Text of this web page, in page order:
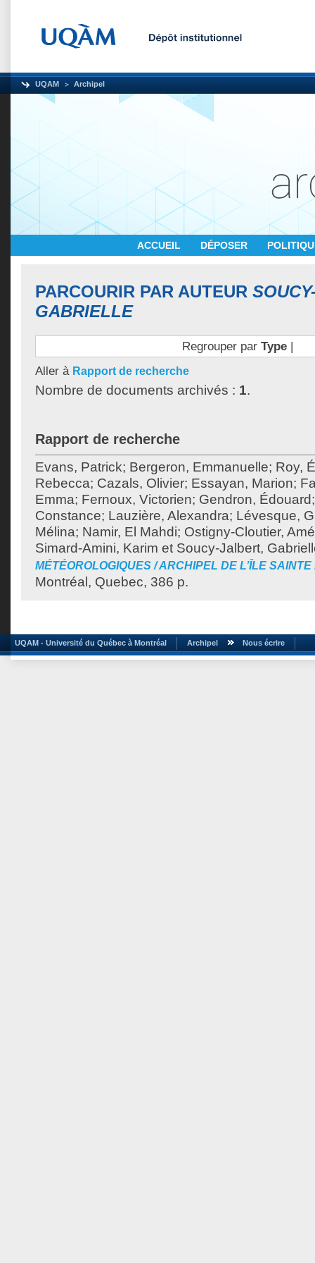
UQAM Archipel
ACCUEIL DÉPOSER
PARCOURIR PAR AUTEUR
GABRIELLE
Regrouper par Type|
Aller à Rapport de recherche
Nombre de documents archivés : 1.
Rapport de recherche
Evans, Patrick; Bergeron, Emmanuelle; Roy,
Rebecca; Cazals, Olivier; Essayan, Marion;
Emma; Fernoux, Victorien; Gendron, Édouard
Constance; Lauzière, Alexandra; Lévesque,
Mélina; Namir, El Mahdi; Ostigny-Cloutier,
Simard-Amini, Karim et Soucy-Jalbert,
MÉTÉOROLOGIQUES / ARCHIPEL DE L’ÎLE
Montréal, Quebec, 386 p.
UQAM - Université du Québec à Montréal Archipel Nous écrire